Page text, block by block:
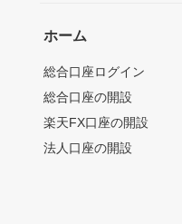
ホーム
総合口座ログイン
総合口座の開設
楽天FX口座の開設
法人口座の開設